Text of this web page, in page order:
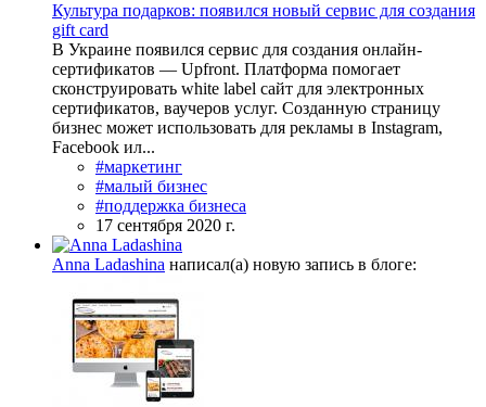
Культура подарков: появился новый сервис для создания
gift card
В Украине появился сервис для создания онлайн-
сертификатов — Upfront. Платформа помогает
сконструировать white label сайт для электронных
сертификатов, ваучеров услуг. Созданную страницу
бизнес может использовать для рекламы в Instagram,
Facebook ил...
#маркетинг
#малый бизнес
#поддержка бизнеса
17 сентября 2020 г.
Anna Ladashina написал(а) новую запись в блоге: